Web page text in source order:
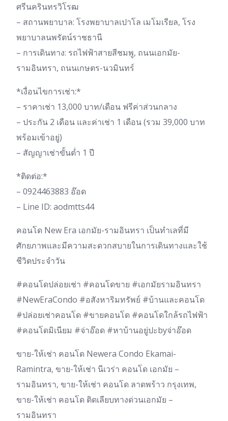
ศรีนครินทรวิโรฒ
– สถานพยาบาล: โรงพยาบาลเปาโล เมโมเรียล, โรง
พยาบาลนพรัตน์ราชธานี
– การเดินทาง: รถไฟฟ้าสายสีชมพู, ถนนเอกมัย-
รามอินทรา, ถนนเกษตร-นวมินทร์
*เงื่อนไขการเช่า:*
– ราคาเช่า 13,000 บาท/เดือน ฟรีค่าส่วนกลาง
– ประกัน 2 เดือน และค่าเช่า 1 เดือน (รวม 39,000 บาท
พร้อมเข้าอยู่)
– สัญญาเช่าขั้นต่ำ 1 ปี
*ติดต่อ:*
– 0924463883 อ๊อด
– Line ID: aodmtts44
คอนโด New Era เอกมัย-รามอินทรา เป็นทำเลที่มี
ศักยภาพและมีความสะดวกสบายในการเดินทางและใช้
ชีวิตประจำวัน
#คอนโดปล่อยเช่า #คอนโดขาย #เอกมัยรามอินทรา
#NewEraCondo #อสังหาริมทรัพย์ #บ้านและคอนโด
#ปล่อยเช่าคอนโด #ขายคอนโด #คอนโดใกล้รถไฟฟ้า
#คอนโดมิเนียม #จ่าอ๊อด #หาบ้านอยู่ปะbyจ่าอ๊อด
ขาย-ให้เช่า คอนโด Newera Condo Ekamai-
Ramintra, ขาย-ให้เช่า นีเวร่า คอนโด เอกมัย –
รามอินทรา, ขาย-ให้เช่า คอนโด ลาดพร้าว กรุงเทพ,
ขาย-ให้เช่า คอนโด ติดเลียบทางด่วนเอกมัย –
รามอินทรา